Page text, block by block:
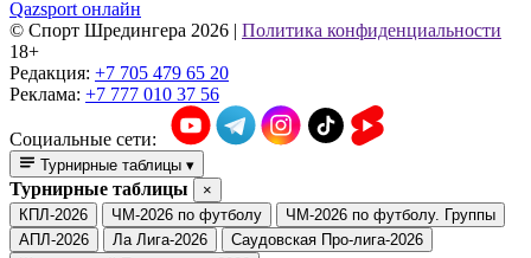
Qazsport онлайн
© Cпорт Шредингера 2026 | Политика конфиденциальности
18+
Редакция: +7 705 479 65 20
Реклама: +7 777 010 37 56
Социальные сети:
Турнирные таблицы ▾
Турнирные таблицы
×
КПЛ-2026
ЧМ-2026 по футболу
ЧМ-2026 по футболу. Группы
АПЛ-2026
Ла Лига-2026
Саудовская Про-лига-2026